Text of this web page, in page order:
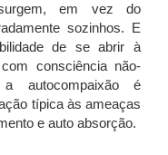
em vez do
sozinhos. E
de se abrir à
consciência não-
autocompaixão é
típica às ameaças
e auto absorção.